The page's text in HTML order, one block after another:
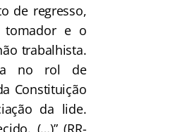
de regresso,
tomador e o
trabalhista.
no rol de
Constituição
da lide.
(…)” (RR-